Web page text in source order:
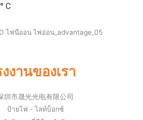
C
งานของเรา